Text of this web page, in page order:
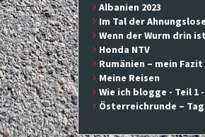
Albanien 2023
Im Tal der
Wenn der Wurm drin ist
Honda NTV
Rumänien – mein Fazit
Meine Reisen
Wie ich blogge - Teil 1
Österreichrunde –